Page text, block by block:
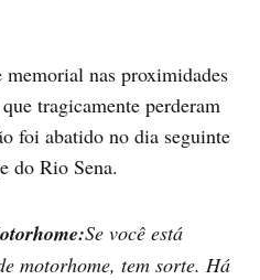
nas proximidades
tragicamente perderam
foi abatido no dia seguinte
do Rio Sena.
Se você está
motorhome, tem sorte. Há